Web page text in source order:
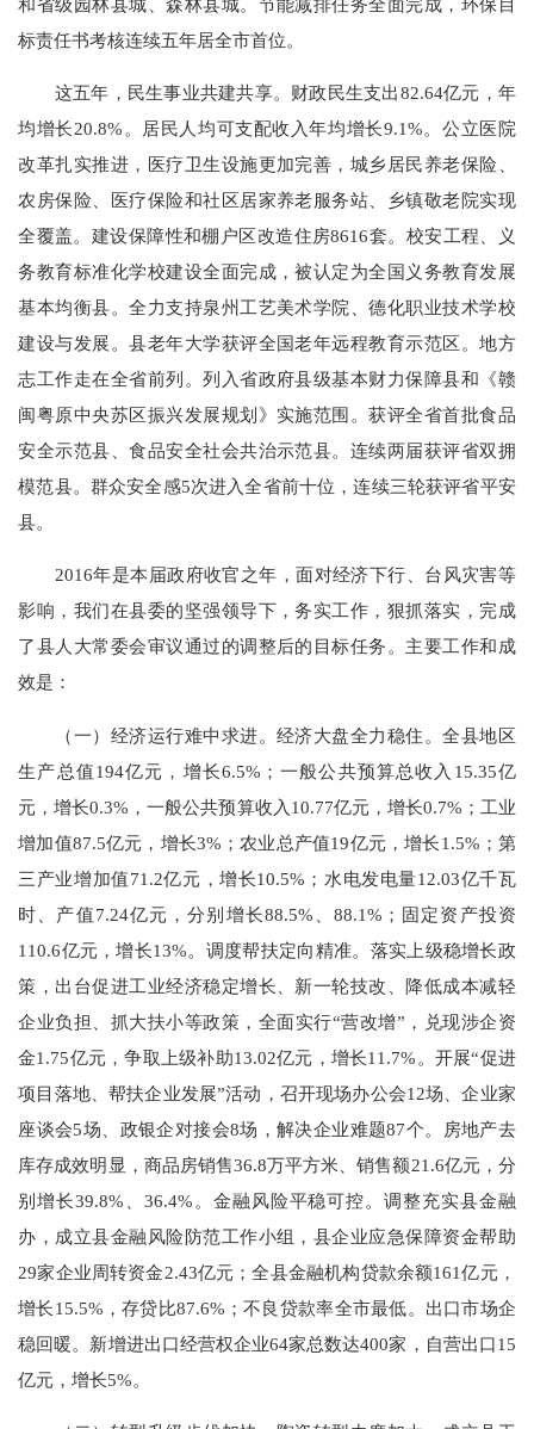
和省级园林县城、森林县城。节能减排任务全面完成，环保目
标责任书考核连续五年居全市首位。
这五年，民生事业共建共享。财政民生支出82.64亿元，年
均增长20.8%。居民人均可支配收入年均增长9.1%。公立医院
改革扎实推进，医疗卫生设施更加完善，城乡居民养老保险、
农房保险、医疗保险和社区居家养老服务站、乡镇敬老院实现
全覆盖。建设保障性和棚户区改造住房8616套。校安工程、义
务教育标准化学校建设全面完成，被认定为全国义务教育发展
基本均衡县。全力支持泉州工艺美术学院、德化职业技术学校
建设与发展。县老年大学获评全国老年远程教育示范区。地方
志工作走在全省前列。列入省政府县级基本财力保障县和《赣
闽粤原中央苏区振兴发展规划》实施范围。获评全省首批食品
安全示范县、食品安全社会共治示范县。连续两届获评省双拥
模范县。群众安全感5次进入全省前十位，连续三轮获评省平安
县。
2016年是本届政府收官之年，面对经济下行、台风灾害等
影响，我们在县委的坚强领导下，务实工作，狠抓落实，完成
了县人大常委会审议通过的调整后的目标任务。主要工作和成
效是：
（一）经济运行难中求进。经济大盘全力稳住。全县地区
生产总值194亿元，增长6.5%；一般公共预算总收入15.35亿
元，增长0.3%，一般公共预算收入10.77亿元，增长0.7%；工业
增加值87.5亿元，增长3%；农业总产值19亿元，增长1.5%；第
三产业增加值71.2亿元，增长10.5%；水电发电量12.03亿千瓦
时、产值7.24亿元，分别增长88.5%、88.1%；固定资产投资
110.6亿元，增长13%。调度帮扶定向精准。落实上级稳增长政
策，出台促进工业经济稳定增长、新一轮技改、降低成本减轻
企业负担、抓大扶小等政策，全面实行“营改增”，兑现涉企资
金1.75亿元，争取上级补助13.02亿元，增长11.7%。开展“促进
项目落地、帮扶企业发展”活动，召开现场办公会12场、企业家
座谈会5场、政银企对接会8场，解决企业难题87个。房地产去
库存成效明显，商品房销售36.8万平方米、销售额21.6亿元，分
别增长39.8%、36.4%。金融风险平稳可控。调整充实县金融
办，成立县金融风险防范工作小组，县企业应急保障资金帮助
29家企业周转资金2.43亿元；全县金融机构贷款余额161亿元，
增长15.5%，存贷比87.6%；不良贷款率全市最低。出口市场企
稳回暖。新增进出口经营权企业64家总数达400家，自营出口15
亿元，增长5%。